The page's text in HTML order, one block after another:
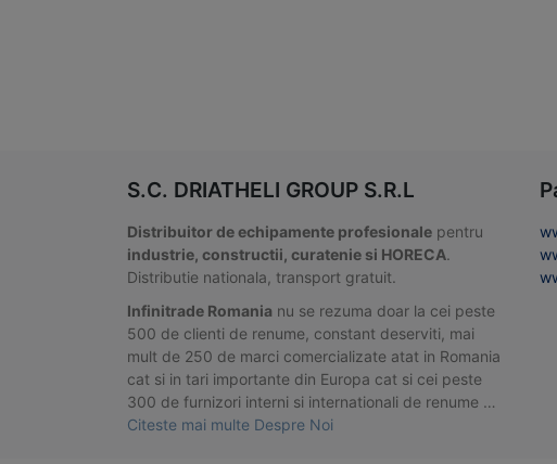
S.C. DRIATHELI GROUP S.R.L
Distribuitor de echipamente profesionale pentru
industrie, constructii, curatenie si HORECA.
Distributie nationala, transport gratuit.
Infinitrade Romania nu se rezuma doar la cei peste
500 de clienti de renume, constant deserviti, mai
mult de 250 de marci comercializate atat in Romania
cat si in tari importante din Europa cat si cei peste
300 de furnizori interni si internationali de renume …
Citeste mai multe Despre Noi